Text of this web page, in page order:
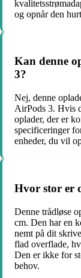
og opnår den
Kan denne
3?
Nej, denne
AirPods 3. Hvis
oplader, der er
specificeringer
enheder, du vil
Hvor stor er
Denne trådløse
cm. Den har en
nemt på dit
flad overflade,
Den er ikke for
behov.